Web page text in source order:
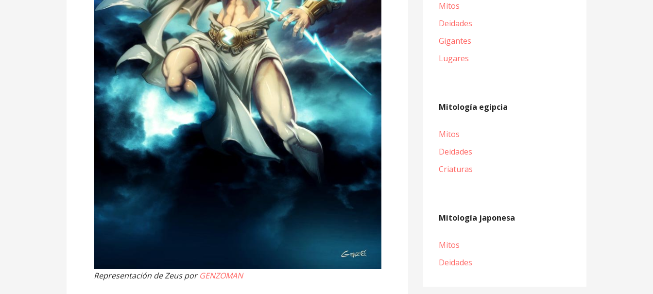
Representación de Zeus porGENZOMAN
Mitos
Deidades
Gigantes
Lugares
Mitología egipcia
Mitos
Deidades
Criaturas
Mitología japonesa
Mitos
Deidades